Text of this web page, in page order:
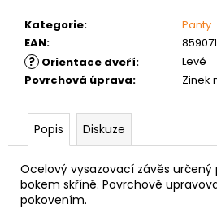
Kategorie:
Panty
EAN:
? Orientace dveří:
Levé
Povrchová úprava: Zinek
Popis Diskuze
Ocelový vysazovací závěs určený
bokem skříně. Povrchově
pokovením.
e
m
e
NÝT
TRHACÍ
S
VELKOU
HLAVOU
PRŮMĚR
NÝTU